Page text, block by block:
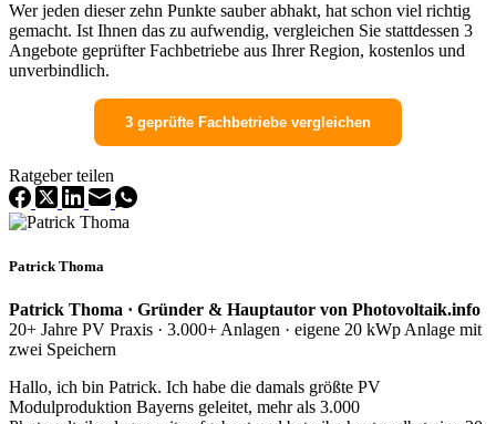
Wer jeden dieser zehn Punkte sauber abhakt, hat schon viel richtig
gemacht. Ist Ihnen das zu aufwendig, vergleichen Sie stattdessen 3
Angebote geprüfter Fachbetriebe aus Ihrer Region, kostenlos und
unverbindlich.
3 geprüfte Fachbetriebe vergleichen
Ratgeber teilen
Patrick Thoma
Patrick Thoma · Gründer & Hauptautor von Photovoltaik.info
20+ Jahre PV Praxis · 3.000+ Anlagen · eigene 20 kWp Anlage mit
zwei Speichern
Hallo, ich bin Patrick. Ich habe die damals größte PV
Modulproduktion Bayerns geleitet, mehr als 3.000